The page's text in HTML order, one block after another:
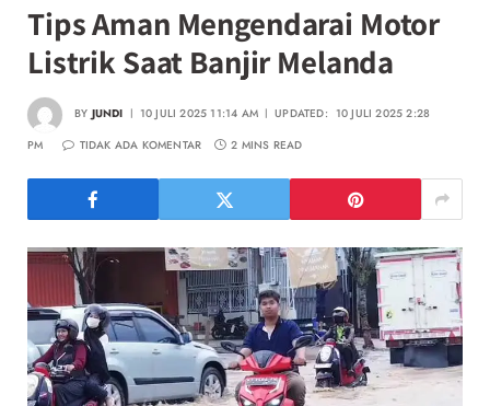
Tips Aman Mengendarai Motor
Listrik Saat Banjir Melanda
BY JUNDI 10 JULI 2025 11:14 AM UPDATED: 10 JULI 2025 2:28
PM
TIDAK ADA KOMENTAR 2 MINS READ